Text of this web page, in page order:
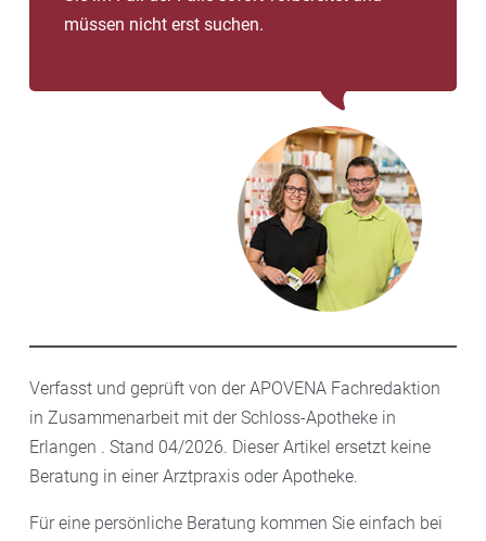
müssen nicht erst suchen.
Verfasst und geprüft von der APOVENA Fachredaktion
in Zusammenarbeit mit der Schloss-Apotheke in
Erlangen . Stand 04/2026. Dieser Artikel ersetzt keine
Beratung in einer Arztpraxis oder Apotheke.
Für eine persönliche Beratung kommen Sie einfach bei